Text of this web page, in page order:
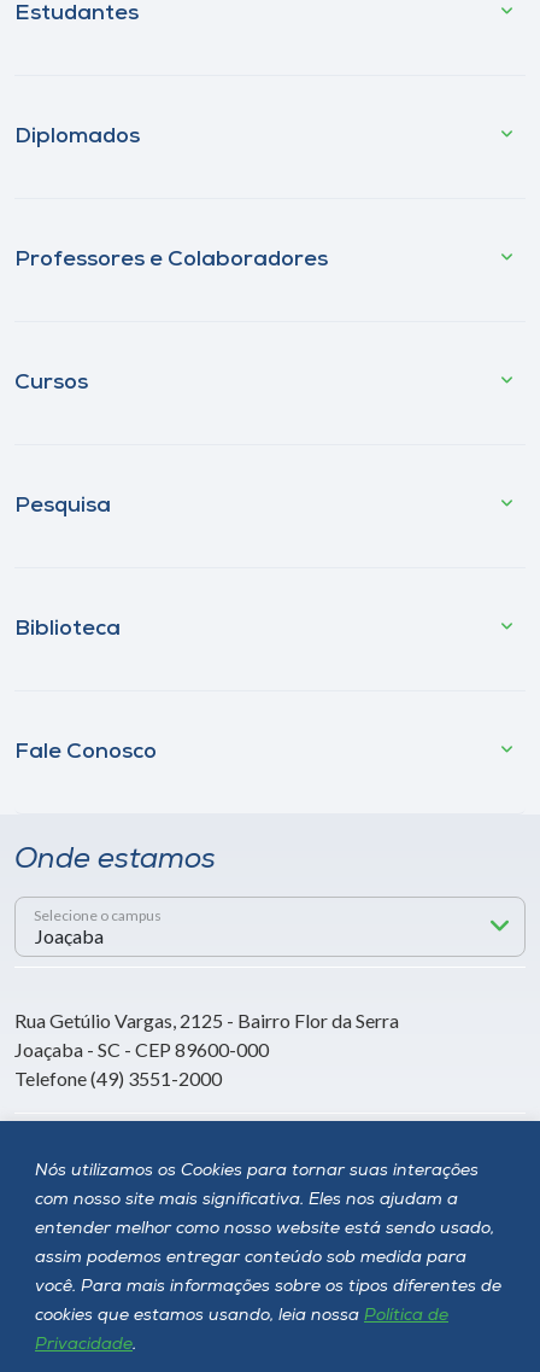
Nós utilizamos os Cookies para tornar suas interações
com nosso site mais significativa. Eles nos ajudam a
entender melhor como nosso website está sendo usado,
assim podemos entregar conteúdo sob medida para
você. Para mais informações sobre os tipos diferentes de
cookies que estamos usando, leia nossa Política de
Privacidade.
Estudantes
Diplomados
Professores e Colaboradores
Cursos
Pesquisa
Biblioteca
Fale Conosco
Onde estamos
Selecione o campus
Rua Getúlio Vargas, 2125 - Bairro Flor da Serra
Joaçaba - SC - CEP 89600-000
Telefone (49) 3551-2000
Siga a Unoesc